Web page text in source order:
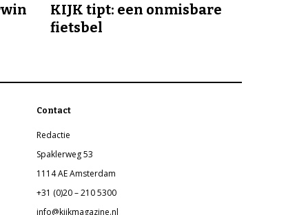
KIJK tipt: een onmisbare
fietsbel
Contact
Redactie
Spaklerweg 53
1114 AE Amsterdam
+31 (0)20 – 210 5300
info@kijkmagazine.nl